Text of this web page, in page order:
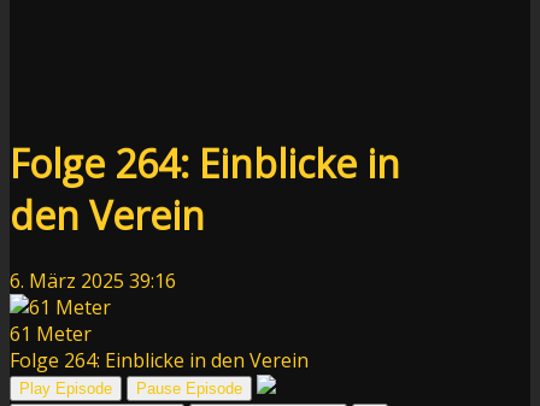
Folge 264: Einblicke in
den Verein
6. März 2025 39:16
61 Meter
Folge 264: Einblicke in den Verein
Play Episode
Pause Episode